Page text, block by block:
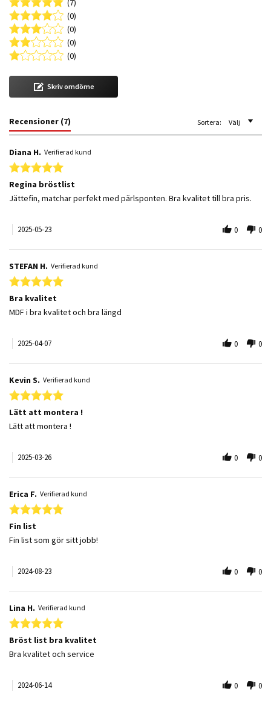
(7)
(0)
(0)
(0)
(0)
Skriv omdöme
Recensioner (7) Sortera: Välj
Diana H. Verifierad kund
5.0 star rating
Regina bröstlist
Review by Diana H. on 23 May 2025
review stating Regina bröstlist
Jättefin, matchar perfekt med pärlsponten. Bra kvalitet till bra pris.
2025-05-23 0 0
STEFAN H. Verifierad kund
5.0 star rating
Bra kvalitet
Review by STEFAN H. on 7 Apr 2025
review stating Bra kvalitet
MDF i bra kvalitet och bra längd
2025-04-07 0 0
Kevin S. Verifierad kund
5.0 star rating
Lätt att montera !
Review by Kevin S. on 26 Mar 2025
review stating Lätt att montera !
Lätt att montera !
2025-03-26 0 0
Erica F. Verifierad kund
5.0 star rating
Fin list
Review by Erica F. on 23 Aug 2024
review stating Fin list
Fin list som gör sitt jobb!
2024-08-23 0 0
Lina H. Verifierad kund
5.0 star rating
Bröst list bra kvalitet
Review by Lina H. on 14 Jun 2024
review stating Bröst list bra kvalitet
Bra kvalitet och service
2024-06-14 0 0